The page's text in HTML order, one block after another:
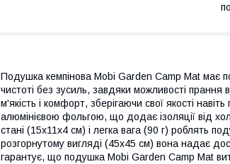
Подушка кемпінова Mobi Garden Camp Mat має
чистоті без зусиль, завдяки можливості
м'якість і комфорт, зберігаючи свої якості
алюмінієвою фольгою, що додає ізоляції від
стані (15х11х4 см) і легка вага (90 г) роблять
розгорнутому вигляді (45х45 см) вона надає
гарантує, що подушка Mobi Garden Camp Mat